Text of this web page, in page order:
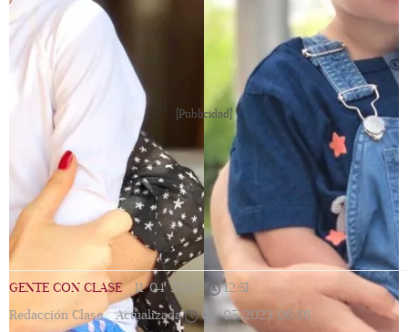
[Publicidad]
GENTE CON CLASE 11/04/2019 12:51
Redacción Clase | Actualizada 06/05/2023 06:36